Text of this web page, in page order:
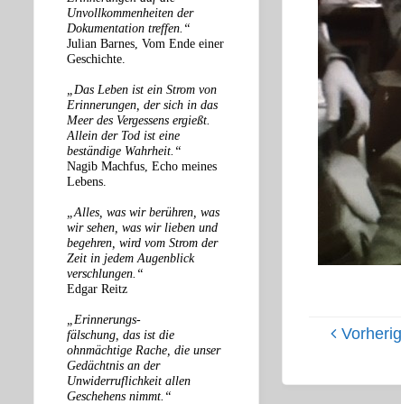
Unvollkommenheiten der
Dokumentation treffen.“
Julian Barnes, Vom Ende einer
Geschichte.
„Das Leben ist ein Strom von
Erinnerungen, der sich in das
Meer des Vergessens ergießt.
Allein der Tod ist eine
beständige Wahrheit.“
Nagib Machfus, Echo meines
Lebens.
„Alles, was wir berühren, was
wir sehen, was wir lieben und
begehren, wird vom Strom der
Zeit in jedem Augenblick
verschlungen.“
Edgar Reitz
„Erinnerungs-
fälschung, das ist die
ohnmächtige Rache, die unser
Gedächtnis an der
Unwiderruflichkeit allen
Geschehens nimmt.“